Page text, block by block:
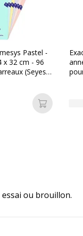
Pastel -
x 32 cm - 96
(Seyes)
Ajouter
essai ou brouillon.